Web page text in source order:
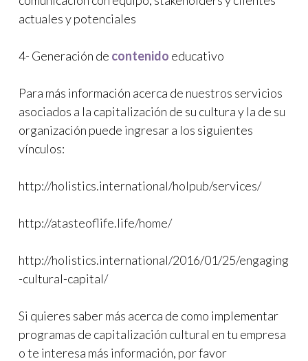
actuales y potenciales
4- Generación de contenido educativo
Para más información acerca de nuestros servicios
asociados a la capitalización de su cultura y la de su
organización puede ingresar a los siguientes
vínculos:
http://holistics.international/holpub/services/
http://atasteoflife.life/home/
http://holistics.international/2016/01/25/engaging
-cultural-capital/
Si quieres saber más acerca de como implementar
programas de capitalización cultural en tu empresa
o te interesa más información, por favor